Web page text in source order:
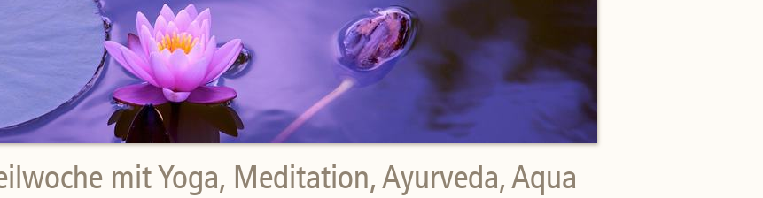
mit Yoga, Meditation, Ayurveda, Aqua